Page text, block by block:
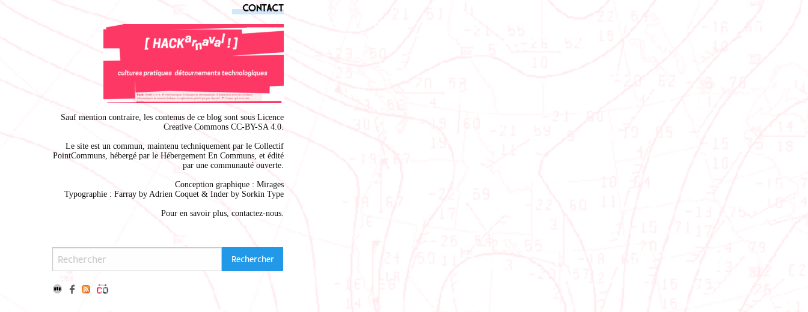
Contact
Sauf mention contraire, les contenus de ce blog sont sous Licence
Creative Commons CC-BY-SA 4.0.
Le site est un commun, maintenu techniquement par le Collectif
PointCommuns, hébergé par le Hébergement En Communs, et édité
par une communauté ouverte.
Conception graphique : Mirages
Typographie : Farray by Adrien Coquet & Inder by Sorkin Type
Pour en savoir plus, contactez-nous.